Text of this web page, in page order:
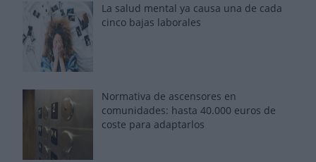
La salud mental ya causa una de cada
cinco bajas laborales
Normativa de ascensores en
comunidades: hasta 40.000 euros de
coste para adaptarlos